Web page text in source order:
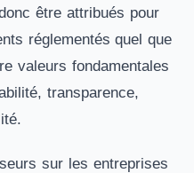
être attribués pour
réglementés quel que
valeurs fondamentales
transparence,
sur les entreprises